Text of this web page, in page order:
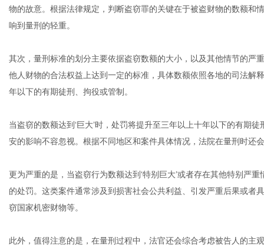
物的故意。根据法律规定，判断盗窃罪的关键在于被盗财物的数额和
响到量刑的轻重。
其次，量刑标准的划分主要依据盗窃数额的大小，以及其他情节的严
他人财物的合法权益上达到一定的标准，具体数额依照各地的司法解
年以下的有期徒刑、拘役或管制。
当盗窃的数额达到‘巨大’时，处罚将提升至三年以上十年以下的有期
安的影响不容忽视。根据不同地区和案件具体情况，法院在量刑时还
更为严重的是，当盗窃行为数额达到‘特别巨大’或者存在其他特别严
的处罚。这类案件通常涉及到损害社会公共利益、引发严重后果或者
窃国家机密财物等。
此外，值得注意的是，在量刑过程中，法官还会综合考虑被告人的主